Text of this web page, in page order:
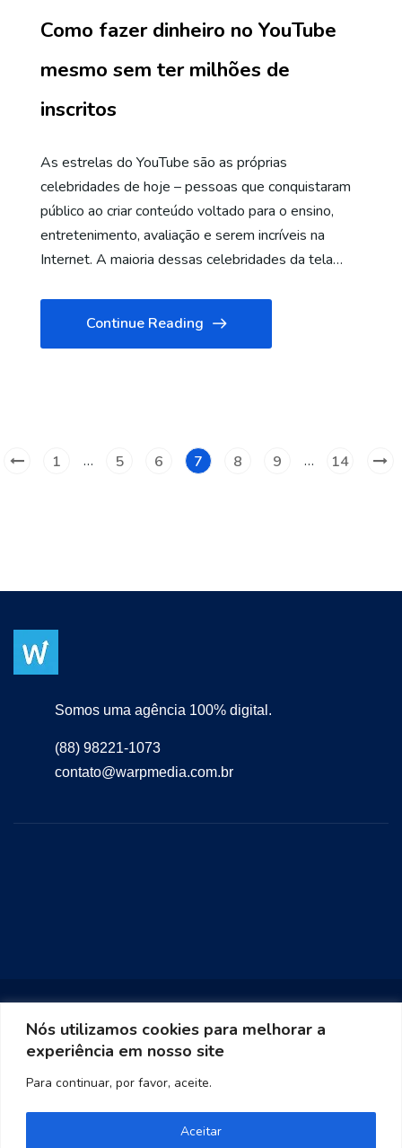
Nós utilizamos cookies para melhorar a
experiência em nosso site
Para continuar, por favor, aceite.
Aceitar
Como fazer dinheiro no YouTube
mesmo sem ter milhões de
inscritos
As estrelas do YouTube são as próprias
celebridades de hoje – pessoas que conquistaram
público ao criar conteúdo voltado para o ensino,
entretenimento, avaliação e serem incríveis na
Internet. A maioria dessas celebridades da tela…
Continue Reading
1 … 5 6 7 8 9 … 14
Somos uma agência 100% digital.
(88) 98221-1073
contato@warpmedia.com.br